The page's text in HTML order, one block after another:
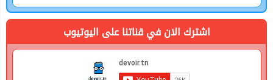
اشترك الان في قناتنا على اليوتيوب